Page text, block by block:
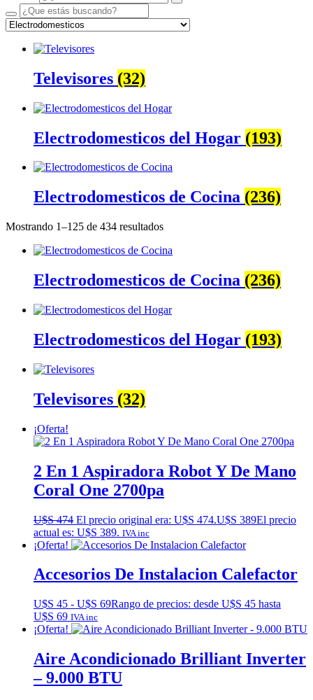
Televisores (32)
Electrodomesticos del Hogar (193)
Electrodomesticos de Cocina (236)
Mostrando 1–125 de 434 resultados
Electrodomesticos de Cocina (236)
Electrodomesticos del Hogar (193)
Televisores (32)
¡Oferta!
2 En 1 Aspiradora Robot Y De Mano
Coral One 2700pa
U$S474 El precio original era: U$S 474.U$S 389El precio
actual es: U$S 389. IVA inc
¡Oferta!
Accesorios De Instalacion Calefactor
U$S 45 - U$S 69Rango de precios: desde U$S 45 hasta
U$S 69 IVA inc
¡Oferta!
Aire Acondicionado Brilliant Inverter
– 9.000 BTU